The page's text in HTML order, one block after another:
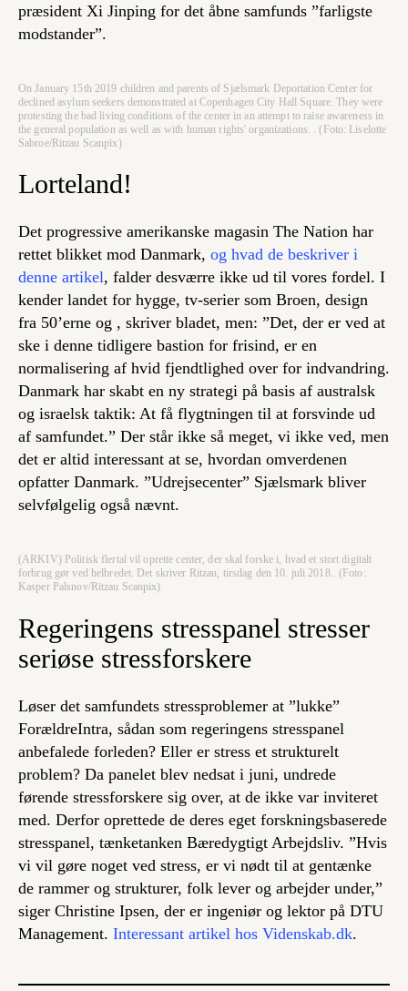
præsident Xi Jinping for det åbne samfunds ”farligste
modstander”.
On January 15th 2019 children and parents of Sjælsmark Deportation Center for
declined asylum seekers demonstrated at Copenhagen City Hall Square. They were
protesting the bad living conditions of the center in an attempt to raise awareness in
the general population as well as with human rights' organizations. . (Foto: Liselotte
Sabroe/Ritzau Scanpix)
Lorteland!
Det progressive amerikanske magasin The Nation har
rettet blikket mod Danmark, og hvad de beskriver i
denne artikel, falder desværre ikke ud til vores fordel. I
kender landet for hygge, tv-serier som Broen, design
fra 50’erne og , skriver bladet, men: ”Det, der er ved at
ske i denne tidligere bastion for frisind, er en
normalisering af hvid fjendtlighed over for indvandring.
Danmark har skabt en ny strategi på basis af australsk
og israelsk taktik: At få flygtningen til at forsvinde ud
af samfundet.” Der står ikke så meget, vi ikke ved, men
det er altid interessant at se, hvordan omverdenen
opfatter Danmark. ”Udrejsecenter” Sjælsmark bliver
selvfølgelig også nævnt.
(ARKIV) Politisk flertal vil oprette center, der skal forske i, hvad et stort digitalt
forbrug gør ved helbredet. Det skriver Ritzau, tirsdag den 10. juli 2018.. (Foto:
Kasper Palsnov/Ritzau Scanpix)
Regeringens stresspanel stresser
seriøse stressforskere
Løser det samfundets stressproblemer at ”lukke”
ForældreIntra, sådan som regeringens stresspanel
anbefalede forleden? Eller er stress et strukturelt
problem? Da panelet blev nedsat i juni, undrede
førende stressforskere sig over, at de ikke var inviteret
med. Derfor oprettede de deres eget forskningsbaserede
stresspanel, tænketanken Bæredygtigt Arbejdsliv. ”Hvis
vi vil gøre noget ved stress, er vi nødt til at gentænke
de rammer og strukturer, folk lever og arbejder under,”
siger Christine Ipsen, der er ingeniør og lektor på DTU
Management. Interessant artikel hos Videnskab.dk.